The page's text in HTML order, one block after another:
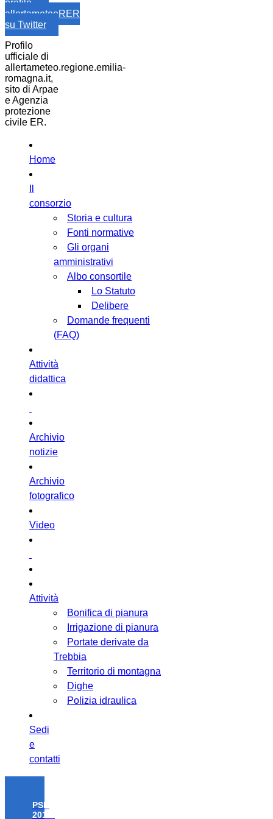
profilo
allertameteoRER
su Twitter
Profilo
ufficiale di
allertameteo.regione.emilia-
romagna.it,
sito di Arpae
e Agenzia
protezione
civile ER.
Home
consorzio
Storia e cultura
Fonti normative
Gli organi
amministrativi
Albo consortile
Lo Statuto
Delibere
Domande frequenti
(FAQ)
Attività
didattica
Archivio
notizie
Archivio
fotografico
Video
Attività
Bonifica di pianura
Irrigazione di pianura
Portate derivate da
Trebbia
Territorio di montagna
Dighe
Polizia idraulica
Sedi
e
contatti
PSR
2014-